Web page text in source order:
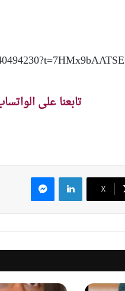
تابعنا على
‫X
لينكدإن ماسنجر